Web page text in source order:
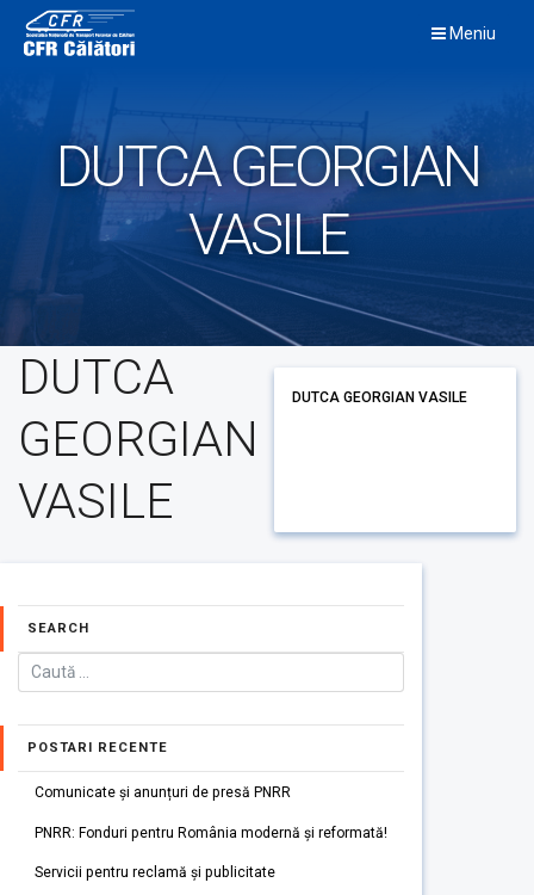
content
Meniu
DUTCA GEORGIAN
VASILE
DUTCA
GEORGIAN
VASILE
DUTCA GEORGIAN VASILE
SEARCH
POSTARI RECENTE
Comunicate și anunțuri de presă PNRR
PNRR: Fonduri pentru România modernă și reformată!
Servicii pentru reclamă și publicitate